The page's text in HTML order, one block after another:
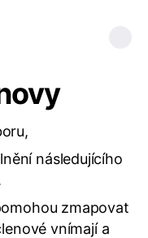
následujícího
zmapovat
vnímají a